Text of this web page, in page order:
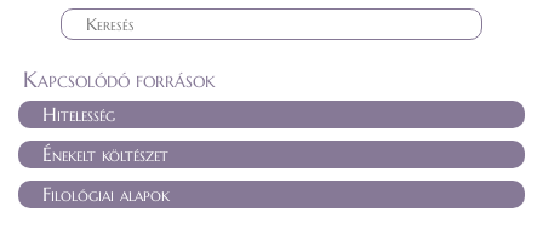
Kapcsolódó források
Hitelesség
Énekelt költészet
Filológiai alapok